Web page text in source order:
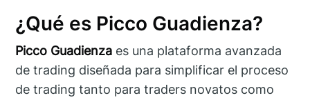
¿Qué es Picco Guadienza?
Picco Guadienza es una plataforma avanzada
de trading diseñada para simplificar el proceso
de trading tanto para traders novatos como